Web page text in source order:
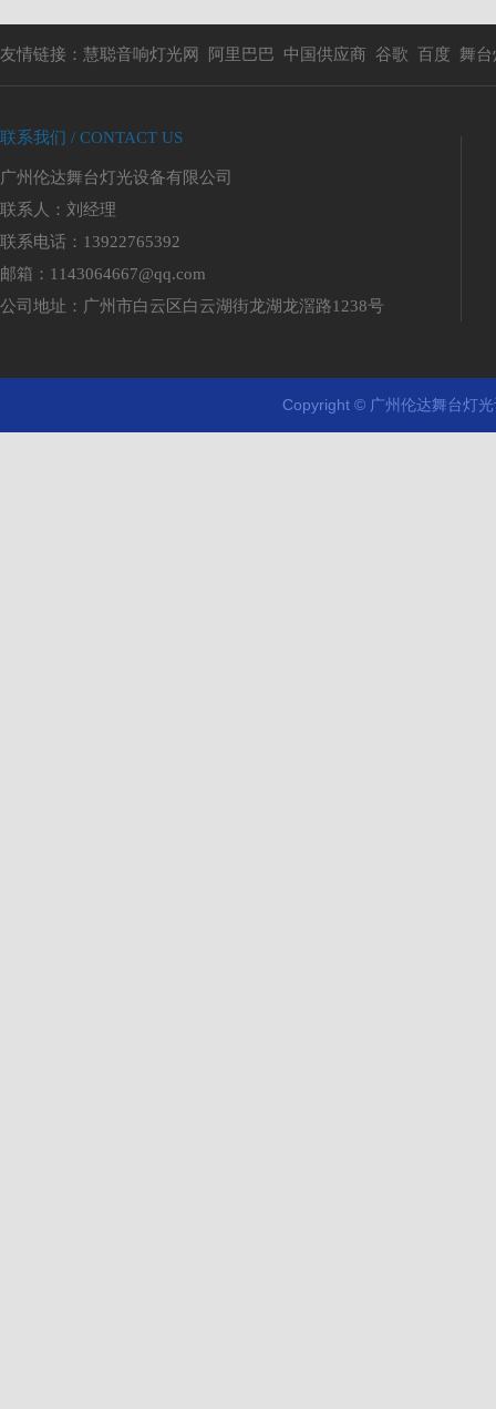
友情链接： 慧聪音响灯光网 阿里巴巴 中国供应商 谷歌 百度 舞
联系我们 / CONTACT US
广州伦达舞台灯光设备有限公司
联系人：刘经理
联系电话：13922765392
邮箱：1143064667@qq.com
公司地址：广州市白云区白云湖街龙湖龙滘路1238号
Copyright © 广州伦达舞台灯